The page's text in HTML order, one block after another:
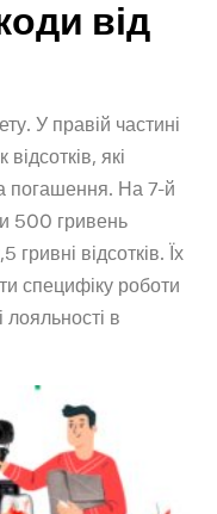
від
У правій частині
які
погашення. На 7-й
500 гривень
відсотків. Їх
специфіку роботи
лояльності в